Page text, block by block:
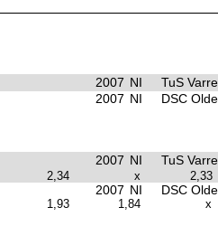
2007 NI
TuS
2007 NI DSC
2007 NI TuS
2,34 x 2,33
2007 NI DSC
1,93 1,84 x